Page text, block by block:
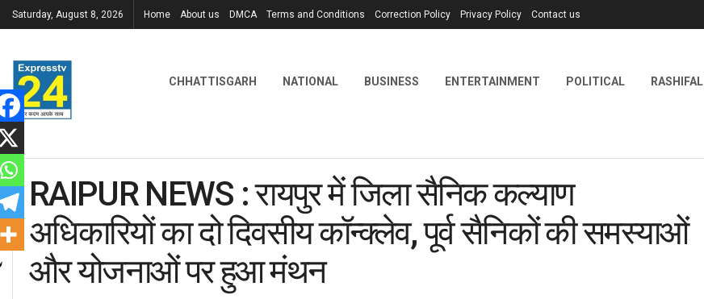
Saturday, August 8, 2026 Home About us DMCA Terms and Conditions Correction Policy Privacy Policy Contact us
CHHATTISGARH NATIONAL BUSINESS ENTERTAINMENT POLITICAL RASHIFAL
RAIPUR NEWS : रायपुर में जिला सैनिक कल्याण
अधिकारियों का दो दिवसीय कॉन्क्लेव, पूर्व सैनिकों की समस्याओं
और योजनाओं पर हुआ मंथन